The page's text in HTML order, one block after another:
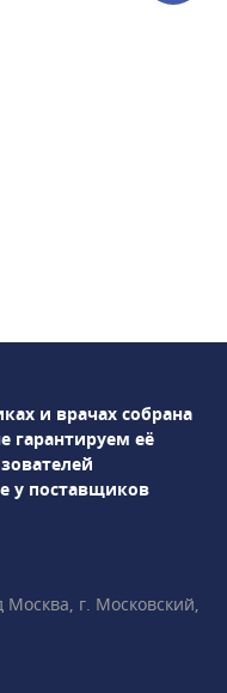
и врачах собрана
гарантируем её
у поставщиков
г. Московский,